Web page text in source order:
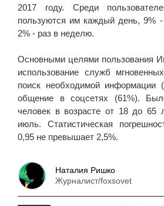
2017 году. Среди
пользуются им каждый день, 9%
2% - раз в неделю.
Основными целями пользования
использование служб
поиск необходимой информации
общение в соцсетях (61%).
человек в возрасте от 18 до 65
июль. Статистическая
0,95 не превышает 2,5%.
Наталия Ришко
Журналист/foxsovet